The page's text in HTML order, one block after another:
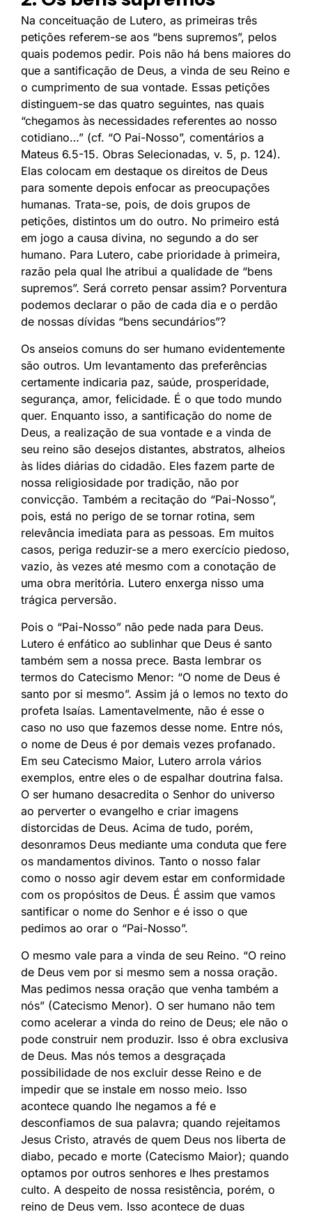
Na conceituação de Lutero, as primeiras três
petições referem-se aos “bens supremos”, pelos
quais podemos pedir. Pois não há bens maiores do
que a santificação de Deus, a vinda de seu Reino e
o cumprimento de sua vontade. Essas petições
distinguem-se das quatro seguintes, nas quais
“chegamos às necessidades referentes ao nosso
cotidiano…” (cf. “O Pai-Nosso”, comentários a
Mateus 6.5-15. Obras Selecionadas, v. 5, p. 124).
Elas colocam em destaque os direitos de Deus
para somente depois enfocar as preocupações
humanas. Trata-se, pois, de dois grupos de
petições, distintos um do outro. No primeiro está
em jogo a causa divina, no segundo a do ser
humano. Para Lutero, cabe prioridade à primeira,
razão pela qual lhe atribui a qualidade de “bens
supremos”. Será correto pensar assim? Porventura
podemos declarar o pão de cada dia e o perdão
de nossas dívidas “bens secundários”?
Os anseios comuns do ser humano evidentemente
são outros. Um levantamento das preferências
certamente indicaria paz, saúde, prosperidade,
segurança, amor, felicidade. É o que todo mundo
quer. Enquanto isso, a santificação do nome de
Deus, a realização de sua vontade e a vinda de
seu reino são desejos distantes, abstratos, alheios
às lides diárias do cidadão. Eles fazem parte de
nossa religiosidade por tradição, não por
convicção. Também a recitação do “Pai-Nosso”,
pois, está no perigo de se tornar rotina, sem
relevância imediata para as pessoas. Em muitos
casos, periga reduzir-se a mero exercício piedoso,
vazio, às vezes até mesmo com a conotação de
uma obra meritória. Lutero enxerga nisso uma
trágica perversão.
Pois o “Pai-Nosso” não pede nada para Deus.
Lutero é enfático ao sublinhar que Deus é santo
também sem a nossa prece. Basta lembrar os
termos do Catecismo Menor: “O nome de Deus é
santo por si mesmo”. Assim já o lemos no texto do
profeta Isaías. Lamentavelmente, não é esse o
caso no uso que fazemos desse nome. Entre nós,
o nome de Deus é por demais vezes profanado.
Em seu Catecismo Maior, Lutero arrola vários
exemplos, entre eles o de espalhar doutrina falsa.
O ser humano desacredita o Senhor do universo
ao perverter o evangelho e criar imagens
distorcidas de Deus. Acima de tudo, porém,
desonramos Deus mediante uma conduta que fere
os mandamentos divinos. Tanto o nosso falar
como o nosso agir devem estar em conformidade
com os propósitos de Deus. É assim que vamos
santificar o nome do Senhor e é isso o que
pedimos ao orar o “Pai-Nosso”.
O mesmo vale para a vinda de seu Reino. “O reino
de Deus vem por si mesmo sem a nossa oração.
Mas pedimos nessa oração que venha também a
nós” (Catecismo Menor). O ser humano não tem
como acelerar a vinda do reino de Deus; ele não o
pode construir nem produzir. Isso é obra exclusiva
de Deus. Mas nós temos a desgraçada
possibilidade de nos excluir desse Reino e de
impedir que se instale em nosso meio. Isso
acontece quando lhe negamos a fé e
desconfiamos de sua palavra; quando rejeitamos
Jesus Cristo, através de quem Deus nos liberta de
diabo, pecado e morte (Catecismo Maior); quando
optamos por outros senhores e lhes prestamos
culto. A despeito de nossa resistência, porém, o
reino de Deus vem. Isso acontece de duas